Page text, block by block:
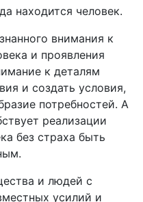
находится человек.
внимания к
и проявления
к деталям
и создать условия,
потребностей. А
реализации
без страха быть
и людей с
усилий и